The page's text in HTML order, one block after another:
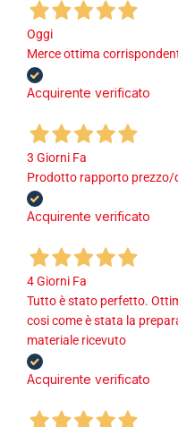
Oggi
Merce ottima
Acquirente verificato
3 Giorni Fa
Prodotto rapporto prezzo/
Acquirente verificato
4 Giorni Fa
Tutto è stato perfetto.
cosi come è stata la
materiale ricevuto
Acquirente verificato